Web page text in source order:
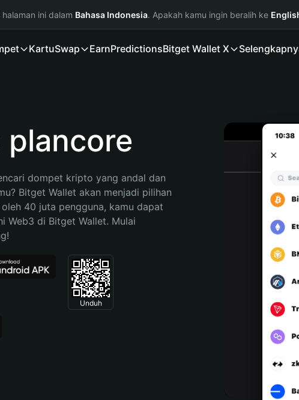
ini dalam Bahasa Indonesia. Apakah kamu ingin beralih ke
KartuSwap EarnPredictionsBitget Wallet X
plancore
dompet kripto yang andal dan
Bitget Wallet akan menjadi pilihan
40 juta pengguna, kamu dapat
Web3 di Bitget Wallet. Mulai
Unduh